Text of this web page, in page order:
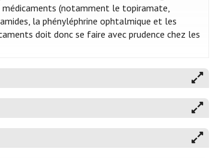
médicaments (notamment le topiramate,
la phényléphrine ophtalmique et les
doit donc se faire avec prudence chez les